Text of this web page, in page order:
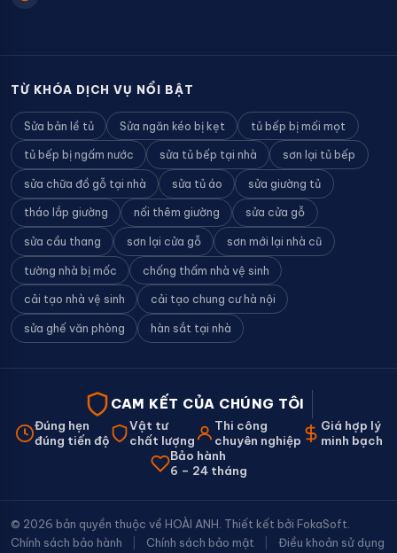
TỪ KHÓA DỊCH VỤ NỔI BẬT
Sửa bản lề tủ Sửa ngăn kéo bị kẹt tủ bếp bị mối mọt
tủ bếp bị ngấm nước sửa tủ bếp tại nhà sơn lại tủ bếp
sửa chữa đồ gỗ tại nhà sửa tủ áo sửa giường tủ
tháo lắp giường nối thêm giường sửa cửa gỗ
sửa cầu thang sơn lại cửa gỗ sơn mới lại nhà cũ
tường nhà bị mốc chống thấm nhà vệ sinh
cải tạo nhà vệ sinh cải tạo chung cư hà nội
sửa ghế văn phòng hàn sắt tại nhà
CAM KẾT CỦA CHÚNG TÔI
Đúng hẹn
đúng tiến độ
Vật tư
chất lượng
Thi công
chuyên nghiệp
Giá hợp lý
minh bạch
Bảo hành
6 – 24 tháng
© 2026 bản quyền thuộc về HOÀI ANH. Thiết kết bởi FokaSoft
Chính sách bảo hành
Chính sách bảo mật Điều khoản sử dụng